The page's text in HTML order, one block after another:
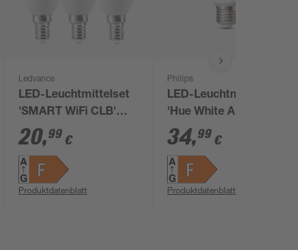
Ledvance
LED-Leuchtmittelset
'SMART WiFi CLB'
dimmbar Kerze matt
E14 4,9 W 470 lm
warmweiß 3 Stück
20,99 €
Produktdatenblatt
Philips
LED-Leuchtmittel
'Hue White Ambiance'
dimmbar matt E27 8
W 800 lm neutralweiß
34,99 €
Produktdatenblatt